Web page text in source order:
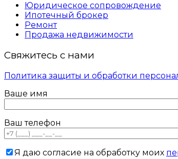
Юридическое сопровождение
Ипотечный брокер
Ремонт
Продажа недвижимости
Свяжитесь с нами
Политика защиты и обработки
Ваше имя
Ваш телефон
Я даю согласие на обработку моих